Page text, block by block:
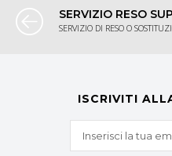
SERVIZIO RESO
SERVIZIO DI RESO O
ISCRIVITI